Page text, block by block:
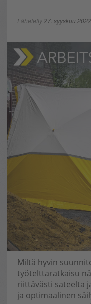
Lähetetty27. syyskuu 2022
Miltä hyvin
työtelttaratkaisu
riittävästi sateelta
ja optimaalinen